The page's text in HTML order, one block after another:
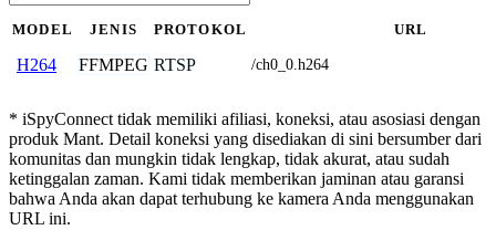
MODEL JENIS PROTOKOL URL
H264 FFMPEG RTSP /ch0_0.h264
* iSpyConnect tidak memiliki afiliasi, koneksi, atau asosiasi dengan
produk Mant. Detail koneksi yang disediakan di sini bersumber dari
komunitas dan mungkin tidak lengkap, tidak akurat, atau sudah
ketinggalan zaman. Kami tidak memberikan jaminan atau garansi
bahwa Anda akan dapat terhubung ke kamera Anda menggunakan
URL ini.